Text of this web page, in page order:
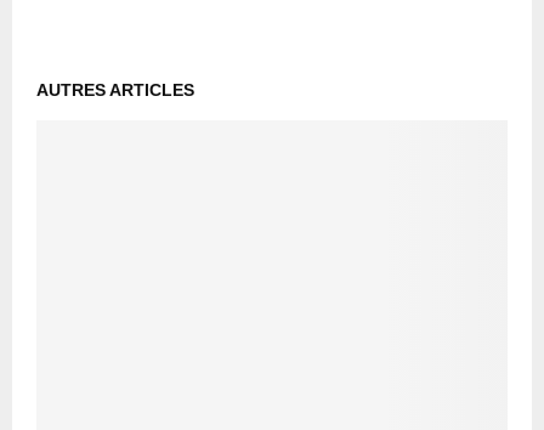
AUTRES ARTICLES